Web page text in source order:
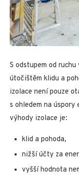
S odstupem od
útočištěm klidu a
izolace není pouze
s ohledem na
výhody izolace je:
klid a pohoda,
nižší účty za
vyšší hodnota